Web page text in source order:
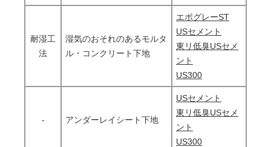
耐湿工
法
湿気のおそれのあるモルタ
ル・コンクリート下地
エポグレーST
USセメント
東リ低臭USセメ
ント
US300
- アンダーレイシート下地
USセメント
東リ低臭USセメ
ント
US300